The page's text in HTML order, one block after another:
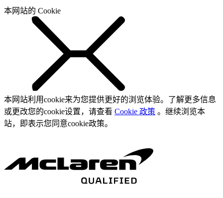
本网站的 Cookie
本网站利用cookie来为您提供更好的浏览体验。了解更多信息
或更改您的cookie设置，请查看 Cookie 政策 。继续浏览本
站，即表示您同意cookie政策。